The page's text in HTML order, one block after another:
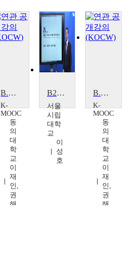
B.U.S.(body-user-safety) 지식브릿지
K-
MOOC
동
의
대
학
교
이
재
인,
권
해
B2B Sales Power 강화를 위한 선제적 마케팅전략
서울
시립
대학
교
이
성
호
B.U.S.(body-user-safety) 지식브릿지
K-
MOOC
동
의
대
학
교
이
재
인,
권
해